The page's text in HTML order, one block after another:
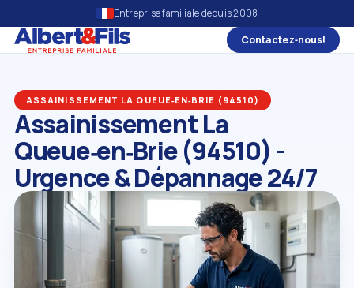
Entreprise familiale depuis 2008
Contactez‑nous!
ASSAINISSEMENT LA QUEUE‑EN‑BRIE (94510)
Assainissement La
Queue‑en‑Brie (94510) -
Urgence & Dépannage 24/7